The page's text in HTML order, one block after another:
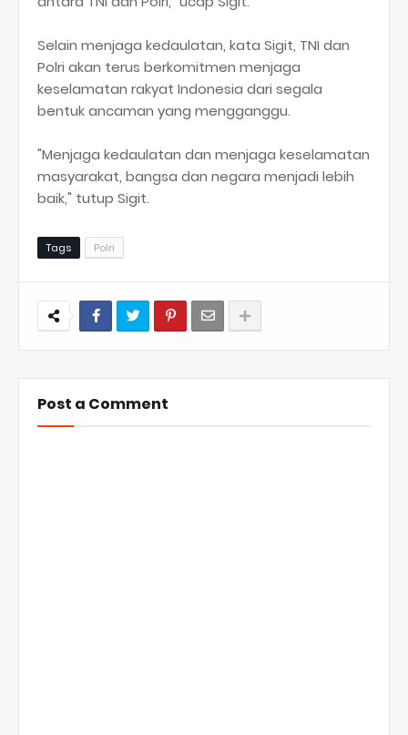
Selain menjaga kedaulatan, kata Sigit, TNI dan
Polri akan terus berkomitmen menjaga
keselamatan rakyat Indonesia dari segala
bentuk ancaman yang mengganggu.
"Menjaga kedaulatan dan menjaga keselamatan
masyarakat, bangsa dan negara menjadi lebih
baik," tutup Sigit.
Tags Polri
Post a Comment